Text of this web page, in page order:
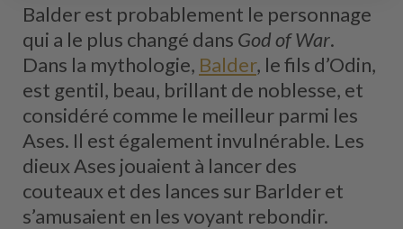
Balder est probablement le personnage
qui a le plus changé dans God of War.
Dans la mythologie, Balder, le fils d’Odin,
est gentil, beau, brillant de noblesse, et
considéré comme le meilleur parmi les
Ases. Il est également invulnérable. Les
dieux Ases jouaient à lancer des
couteaux et des lances sur Barlder et
s’amusaient en les voyant rebondir.